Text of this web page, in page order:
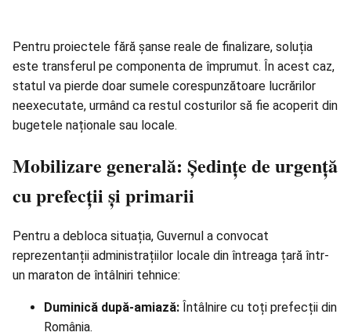
Pentru proiectele fără șanse reale de finalizare, soluția
este transferul pe componenta de împrumut. În acest caz,
statul va pierde doar sumele corespunzătoare lucrărilor
neexecutate, urmând ca restul costurilor să fie acoperit din
bugetele naționale sau locale.
Mobilizare generală: Ședințe de urgență
cu prefecții și primarii
Pentru a debloca situația, Guvernul a convocat
reprezentanții administrațiilor locale din întreaga țară într-
un maraton de întâlniri tehnice:
Duminică după-amiază: Întâlnire cu toți prefecții din
România.